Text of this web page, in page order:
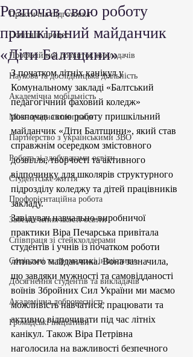
Практична підготовка
Освітній процес
Професійний розвиток викладачів
Наукова та дослідницька діяльність
Академічна мобільність
Міжнародна співпраця
Партнерство з українськими ЗВО
Робота зі здобувачами освіти
Студентське життя
Профорієнтаційна робота
Забезпечення якості освіти
Співпраця зі стейкхолдерами
Соціальні та громадські ініціативи
Досягнення студентів та викладачів
Академічна доброчесність
Громадські ініціативи
Розпочав свою роботу
пришкільний майданчик
«Діти Балтщини»
З початком літніх канікул у
Комунальному закладі «Балтський
педагогічний фаховий коледж»
розпочав свою роботу пришкільний
майданчик «Діти Балтщини», який став
справжнім осередком змістовного
дозвілля, творчості та активного
відпочинку для школярів структурного
підрозділу коледжу та дітей працівників
закладу.
Завідувач навчально-виробничої
практики Віра Печарська привітала
студентів і учнів із початком роботи
літнього майданчика. Вона зазначила,
що завдяки мужності та самовідданості
воїнів Збройних Сил України ми маємо
можливість навчатися, працювати та
активно відпочивати під час літніх
канікул. Також Віра Петрівна
наголосила на важливості безпечного